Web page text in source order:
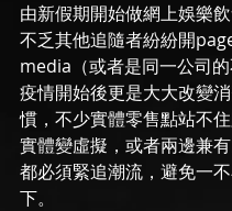
由新假期開始做網上娛樂飲
不乏其他追隨者紛紛開
media（或者是同一公司的
疫情開始後更是大大改變
慣，不少實體零售點站不
實體變虛擬，或者兩邊兼
都必須緊追潮流，避免一
下。